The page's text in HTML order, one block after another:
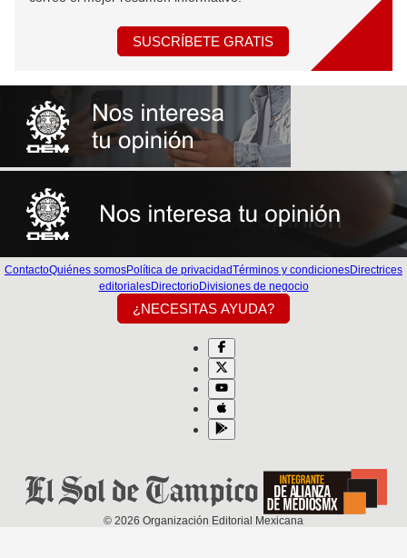
SUSCRÍBETE GRATIS
ContactoQuiénes somosPolítica de privacidadTérminos y condicionesDirectrices
editorialesDirectorioDivisiones de negocio
¿NECESITAS AYUDA?
© 2026 Organización Editorial Mexicana